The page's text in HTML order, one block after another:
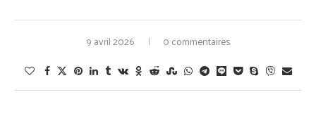
9 avril 2026 0 commentaires